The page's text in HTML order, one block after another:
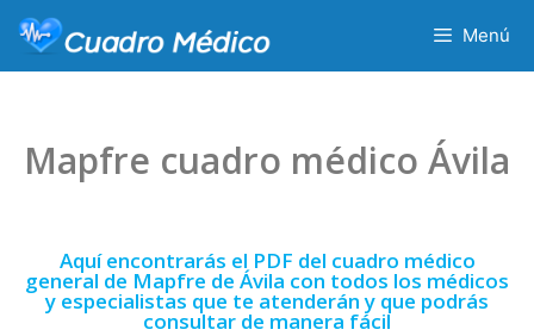
Menú
Mapfre cuadro médico Ávila
Aquí encontrarás el PDF del cuadro médico
general de Mapfre de Ávila con todos los médicos
y especialistas que te atenderán y que podrás
consultar de manera fácil